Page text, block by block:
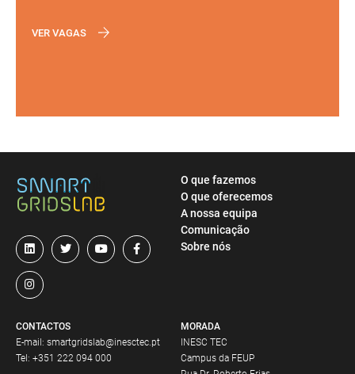
VER VAGAS
MORADA
INESC TEC
Campus da FEUP
CONTACTOS
E-mail: smartgridslab@inesctec.pt
Tel: +351 222 094 000
O que fazemos
O que oferecemos
A nossa equipa
Comunicação
Sobre nós